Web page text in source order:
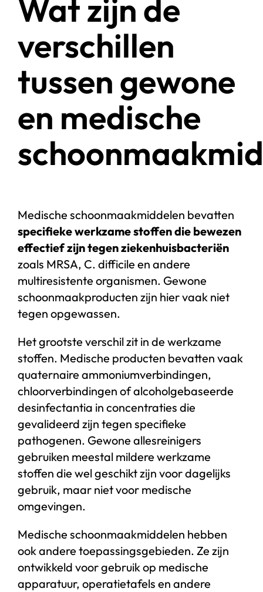
Wat zijn de
verschillen
tussen gewone
en medische
Medische schoonmaakmiddelen bevatten
specifieke werkzame stoffen die bewezen
effectief zijn tegen ziekenhuisbacteriën
zoals MRSA, C. difficile en andere
multiresistente organismen. Gewone
schoonmaakproducten zijn hier vaak niet
tegen opgewassen.
Het grootste verschil zit in de werkzame
stoffen. Medische producten bevatten vaak
quaternaire ammoniumverbindingen,
chloorverbindingen of alcoholgebaseerde
desinfectantia in concentraties die
gevalideerd zijn tegen specifieke
pathogenen. Gewone allesreinigers
gebruiken meestal mildere werkzame
stoffen die wel geschikt zijn voor dagelijks
gebruik, maar niet voor medische
omgevingen.
Medische schoonmaakmiddelen hebben
ook andere toepassingsgebieden. Ze zijn
ontwikkeld voor gebruik op medische
apparatuur, operatietafels en andere